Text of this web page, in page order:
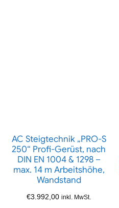
AC Steigtechnik „PRO-S
250“ Profi-Gerüst, nach
DIN EN 1004 & 1298 –
max. 14 m Arbeitshöhe,
Wandstand
€3.992,00 inkl. MwSt.